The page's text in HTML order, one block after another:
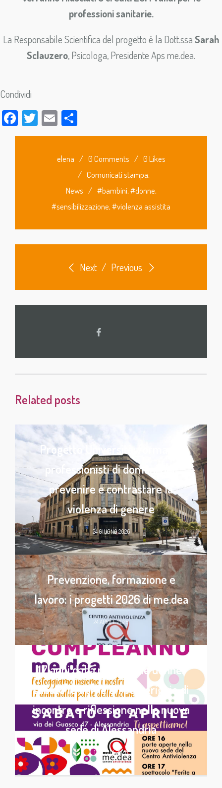
professioni sanitarie.
La Responsabile Scientifica del progetto è la Dott.ssaSarah
Sclauzero, Psicologa, Presidente Aps me.dea.
Condividi
Facebook
Twitter
Email
elena / 0 Comments / 0 Likes
/ Comunicati stampa,
News / #bambini,#donne,
#sensibilizzazione,#violenza assistita
Next / Previous
Related posts
Progetto Università: formare i
professionisti di domani per
prevenire e contrastare la
violenza di genere
24 GIUGNO 2026
Prevenzione, formazione e
lavoro: i progetti 2026 di me.dea
24 APRILE 2026
17 anni dalla parte delle donne:
sabato 18 aprile un pomeriggio di
incontro e riflessione nella nuova
sede di Alessandria
13 APRILE 2026